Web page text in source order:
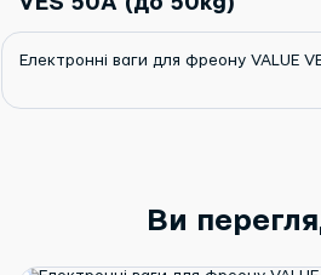
Електронні ваги для фреону VALUE
Ви